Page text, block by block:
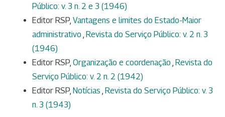
Público: v. 3 n. 2 e 3 (1946)
Editor RSP, Vantagens e limites do Estado-Maior
administrativo , Revista do Serviço Público: v. 2 n. 3
(1946)
Editor RSP, Organização e coordenação , Revista do
Serviço Público: v. 2 n. 2 (1942)
Editor RSP, Notícias , Revista do Serviço Público: v. 3
n. 3 (1943)